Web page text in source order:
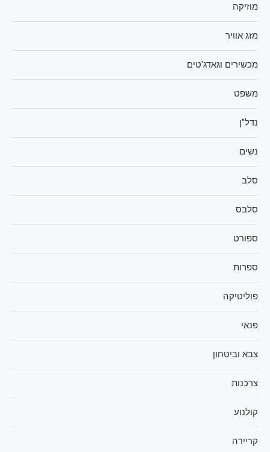
מוזיקה
מזג אוויר
מכשירים וגאדג'טים
משפט
נדל"ן
נשים
סלב
סלבס
ספורט
ספרות
פוליטיקה
פנאי
צבא וביטחון
צרכנות
קולנוע
קריירה